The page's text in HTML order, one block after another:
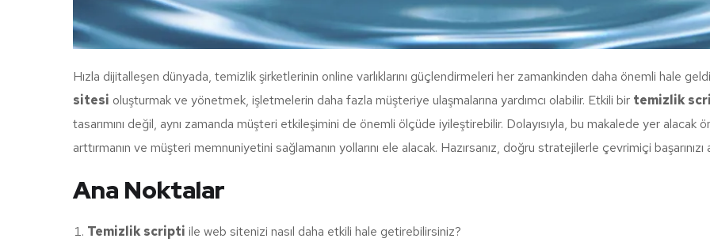
Hızla dijitalleşen dünyada, temizlik şirketlerinin online varlıklarını güçlendirmeleri her zamankinden daha önemli hale
sitesi oluşturmak ve yönetmek, işletmelerin daha fazla müşteriye ulaşmalarına yardımcı olabilir. Etkili bir temizlik
tasarımını değil, aynı zamanda müşteri etkileşimini de önemli ölçüde iyileştirebilir. Dolayısıyla, bu makalede yer alacak
arttırmanın ve müşteri memnuniyetini sağlamanın yollarını ele alacak. Hazırsanız, doğru stratejilerle çevrimiçi başarınızı
Ana Noktalar
Temizlik scripti ile web sitenizi nasıl daha etkili hale getirebilirsiniz?